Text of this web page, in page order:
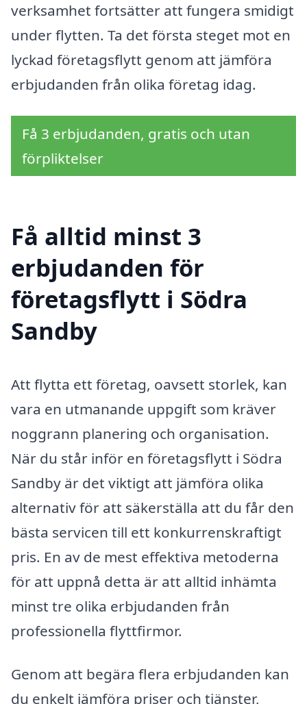
verksamhet fortsätter att fungera smidigt
under flytten. Ta det första steget mot en
lyckad företagsflytt genom att jämföra
erbjudanden från olika företag idag.
Få 3 erbjudanden, gratis och utan
förpliktelser
Få alltid minst 3
erbjudanden för
företagsflytt i Södra
Sandby
Att flytta ett företag, oavsett storlek, kan
vara en utmanande uppgift som kräver
noggrann planering och organisation.
När du står inför en företagsflytt i Södra
Sandby är det viktigt att jämföra olika
alternativ för att säkerställa att du får den
bästa servicen till ett konkurrenskraftigt
pris. En av de mest effektiva metoderna
för att uppnå detta är att alltid inhämta
minst tre olika erbjudanden från
professionella flyttfirmor.
Genom att begära flera erbjudanden kan
du enkelt jämföra priser och tjänster,